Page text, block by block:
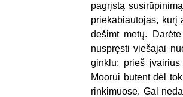
pagrįstą
priekabiautojas, kurį
dešimt metų.
nuspręsti viešajai
ginklu: prieš
Moorui būtent dėl
rinkimuose. Gal